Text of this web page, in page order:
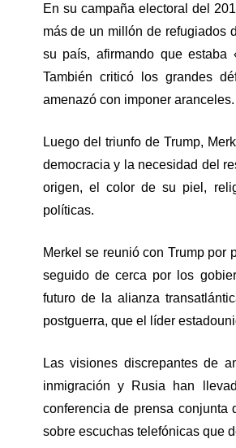
En su campaña electoral del
más de un millón de refugiados
su país, afirmando que estaba
También criticó los grandes
amenazó con imponer aranceles.
Luego del triunfo de Trump,
democracia y la necesidad del
origen, el color de su piel,
políticas.
Merkel se reunió con Trump por
seguido de cerca por los
futuro de la alianza
postguerra, que el líder
Las visiones discrepantes de
inmigración y Rusia han
conferencia de prensa conjunta
sobre escuchas telefónicas que